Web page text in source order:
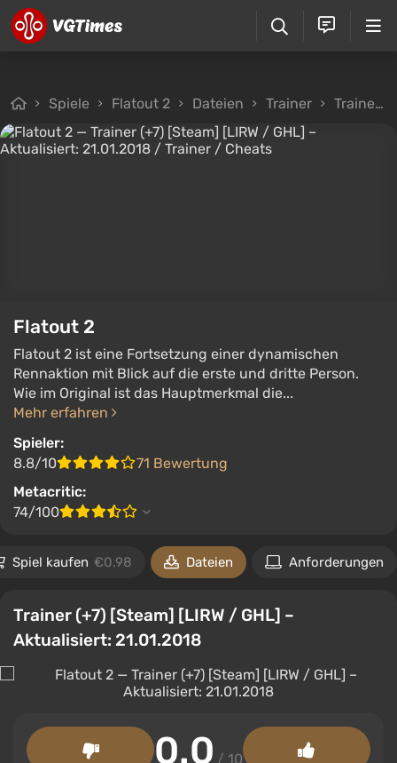
Spiele Flatout 2 Dateien Trainer Trainer (+7) [Steam] [LIRW / GHL] – Aktualisiert: 21.01.2018
Flatout 2
Flatout 2 ist eine Fortsetzung einer dynamischen
Rennaktion mit Blick auf die erste und dritte Person.
Wie im Original ist das Hauptmerkmal die...
Mehr erfahren
Spieler:
8.8/10
71 Bewertung
Metacritic:
74/100
Spiel kaufen €0.98 Dateien Anforderungen
Trainer (+7) [Steam] [LIRW / GHL] –
Aktualisiert: 21.01.2018
0.0 / 10